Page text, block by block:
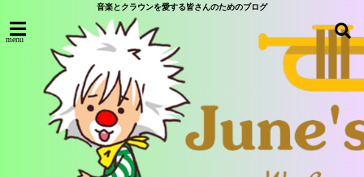
音楽とクラウンを愛する皆さんのためのブログ
menu